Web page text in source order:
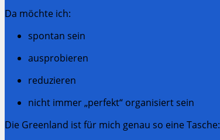
Da möchte ich:
spontan sein
ausprobieren
reduzieren
nicht immer „perfekt“ organisiert sein
Die Greenland ist für mich genau so eine Tasche: